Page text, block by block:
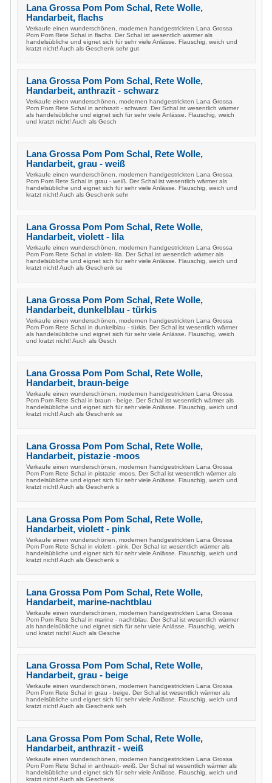
Lana Grossa Pom Pom Schal, Rete Wolle,
Handarbeit, flachs
Verkaufe einen wunderschönen, modernen handgestrickten Lana Grossa
Pom Pom Rete Schal in flachs. Der Schal ist wesentlich wärmer als
handelsübliche und eignet sich für sehr viele Anlässe. Flauschig, weich und
kratzt nicht! Auch als Geschenk sehr gut
Lana Grossa Pom Pom Schal, Rete Wolle,
Handarbeit, anthrazit - schwarz
Verkaufe einen wunderschönen, modernen handgestrickten Lana Grossa
Pom Pom Rete Schal in anthrazit - schwarz. Der Schal ist wesentlich wärmer
als handelsübliche und eignet sich für sehr viele Anlässe. Flauschig, weich
und kratzt nicht! Auch als Gesch
Lana Grossa Pom Pom Schal, Rete Wolle,
Handarbeit, grau - weiß
Verkaufe einen wunderschönen, modernen handgestrickten Lana Grossa
Pom Pom Rete Schal in grau - weiß. Der Schal ist wesentlich wärmer als
handelsübliche und eignet sich für sehr viele Anlässe. Flauschig, weich und
kratzt nicht! Auch als Geschenk sehr
Lana Grossa Pom Pom Schal, Rete Wolle,
Handarbeit, violett - lila
Verkaufe einen wunderschönen, modernen handgestrickten Lana Grossa
Pom Pom Rete Schal in violett- lila. Der Schal ist wesentlich wärmer als
handelsübliche und eignet sich für sehr viele Anlässe. Flauschig, weich und
kratzt nicht! Auch als Geschenk se
Lana Grossa Pom Pom Schal, Rete Wolle,
Handarbeit, dunkelblau - türkis
Verkaufe einen wunderschönen, modernen handgestrickten Lana Grossa
Pom Pom Rete Schal in dunkelblau - türkis. Der Schal ist wesentlich wärmer
als handelsübliche und eignet sich für sehr viele Anlässe. Flauschig, weich
und kratzt nicht! Auch als Gesch
Lana Grossa Pom Pom Schal, Rete Wolle,
Handarbeit, braun-beige
Verkaufe einen wunderschönen, modernen handgestrickten Lana Grossa
Pom Pom Rete Schal in braun - beige. Der Schal ist wesentlich wärmer als
handelsübliche und eignet sich für sehr viele Anlässe. Flauschig, weich und
kratzt nicht! Auch als Geschenk se
Lana Grossa Pom Pom Schal, Rete Wolle,
Handarbeit, pistazie -moos
Verkaufe einen wunderschönen, modernen handgestrickten Lana Grossa
Pom Pom Rete Schal in pistazie -moos. Der Schal ist wesentlich wärmer als
handelsübliche und eignet sich für sehr viele Anlässe. Flauschig, weich und
kratzt nicht! Auch als Geschenk s
Lana Grossa Pom Pom Schal, Rete Wolle,
Handarbeit, violett - pink
Verkaufe einen wunderschönen, modernen handgestrickten Lana Grossa
Pom Pom Rete Schal in violett - pink. Der Schal ist wesentlich wärmer als
handelsübliche und eignet sich für sehr viele Anlässe. Flauschig, weich und
kratzt nicht! Auch als Geschenk s
Lana Grossa Pom Pom Schal, Rete Wolle,
Handarbeit, marine-nachtblau
Verkaufe einen wunderschönen, modernen handgestrickten Lana Grossa
Pom Pom Rete Schal in marine - nachtblau. Der Schal ist wesentlich wärmer
als handelsübliche und eignet sich für sehr viele Anlässe. Flauschig, weich
und kratzt nicht! Auch als Gesche
Lana Grossa Pom Pom Schal, Rete Wolle,
Handarbeit, grau - beige
Verkaufe einen wunderschönen, modernen handgestrickten Lana Grossa
Pom Pom Rete Schal in grau - beige. Der Schal ist wesentlich wärmer als
handelsübliche und eignet sich für sehr viele Anlässe. Flauschig, weich und
kratzt nicht! Auch als Geschenk seh
Lana Grossa Pom Pom Schal, Rete Wolle,
Handarbeit, anthrazit - weiß
Verkaufe einen wunderschönen, modernen handgestrickten Lana Grossa
Pom Pom Rete Schal in anthrazit- weiß. Der Schal ist wesentlich wärmer als
handelsübliche und eignet sich für sehr viele Anlässe. Flauschig, weich und
kratzt nicht! Auch als Geschenk